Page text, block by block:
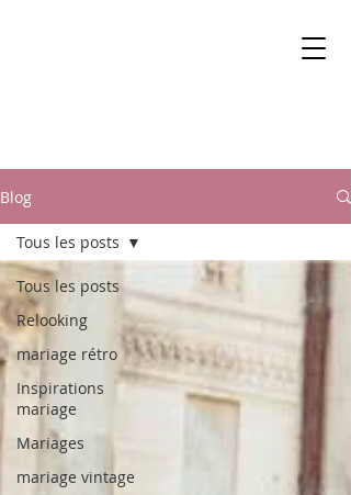
Blog
Tous les posts
Relooking
mariage rétro
Inspirations
mariage
Mariages
mariage vintage
Tous les posts